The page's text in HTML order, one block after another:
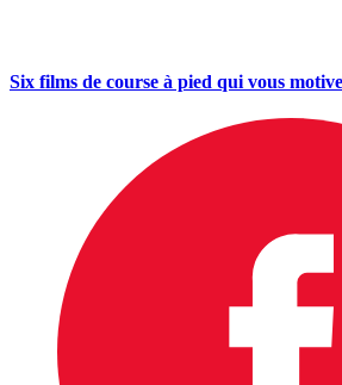
Six films de course à pied qui vous